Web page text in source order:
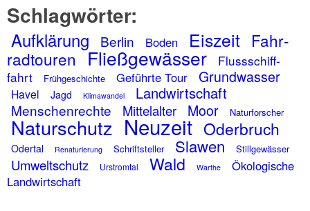
Schlag­wör­ter:
Aufklä­rung Berlin Boden Eiszeit Fahr­
rad­tou­ren Fließ­ge­wäs­ser
Fluss­schiff­
fahrt
Früh­ge­schichte Geführte Tour Grund­was­ser
Havel Jagd Klima­wan­del Land­wirt­schaft
Menschen­rechte Mittel­al­ter Moor Natur­for­scher
Natur­schutz Neuzeit Oder­bruch
Oder­tal Rena­tu­rie­rung Schrift­stel­ler Slawen Still­ge­wäs­ser
Umwelt­schutz Urstrom­tal Wald Warthe
Ökolo­gi­sche
Land­wirt­schaft